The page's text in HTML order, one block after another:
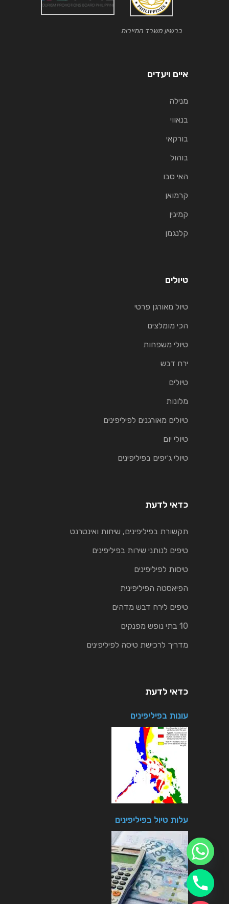
ברשיון משרד התיירות
איים ויעדים
מנילה
בנאווי
בורקאי
בוהול
האי סבו
קרמואן
קמיגין
קלנגמן
טיולים
טיול מאורגן פרטי
הכי מומלצים
טיולי משפחות
ירח דבש
טיולים
מלונות
טיולים מאורגנים לפיליפינים
טיולי יום
טיולי ג׳יפים בפיליפינים
כדאי לדעת
תקשורת בפיליפינים, שיחות ואינטרנט
טיפים לנותני שירות בפיליפינים
טיסות לפיליפינים
הפיאסטה הפיליפינית
טיפים לירח דבש מדהים
10 בתי נופש מפנקים
מדריך לרכישת טיסה לפיליפינים
כדאי לדעת
עונות בפיליפינים
עלות טיול בפיליפינים